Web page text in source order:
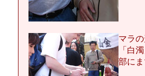
マラ
「白
部に